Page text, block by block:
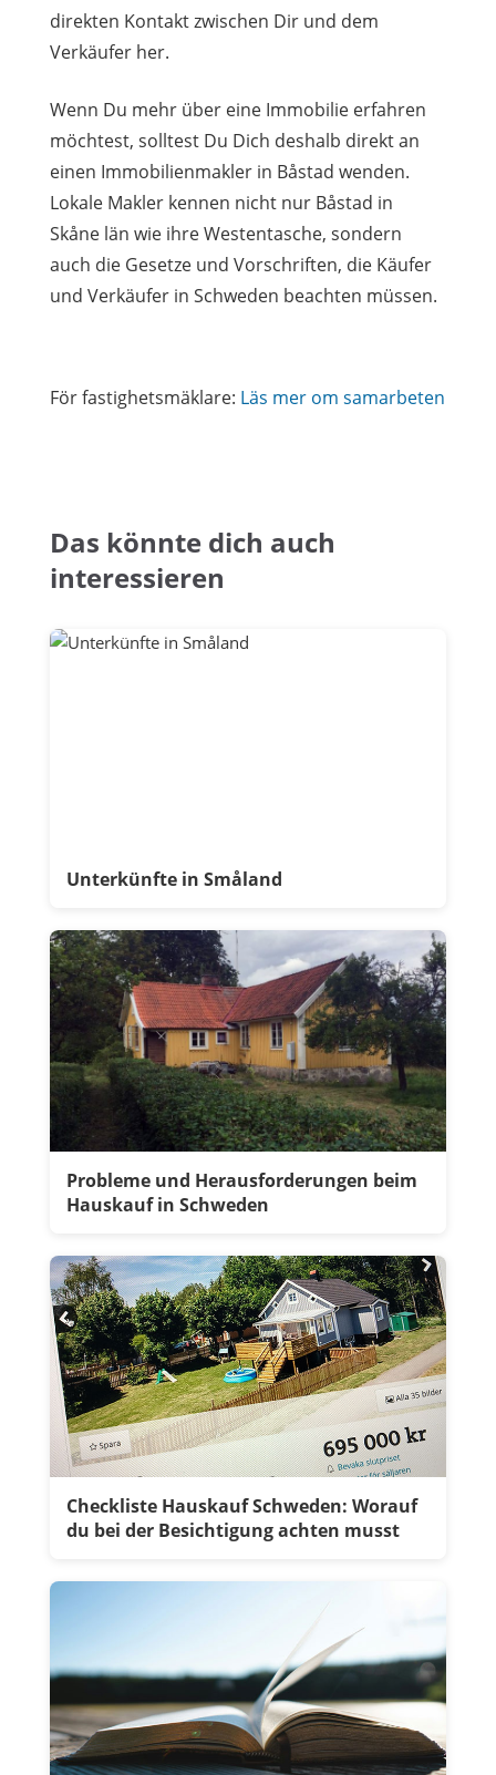
direkten Kontakt zwischen Dir und dem
Verkäufer her.
Wenn Du mehr über eine Immobilie erfahren
möchtest, solltest Du Dich deshalb direkt an
einen Immobilienmakler in Båstad wenden.
Lokale Makler kennen nicht nur Båstad in
Skåne län wie ihre Westentasche, sondern
auch die Gesetze und Vorschriften, die Käufer
und Verkäufer in Schweden beachten müssen.
För fastighetsmäklare: Läs mer om samarbeten
Das könnte dich auch
interessieren
Unterkünfte in Småland
Probleme und Herausforderungen beim
Hauskauf in Schweden
Checkliste Hauskauf Schweden: Worauf
du bei der Besichtigung achten musst